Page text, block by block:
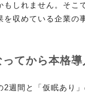
もしれません。そこ
収めている企業の
てから本格導
2週間と「仮眠あり